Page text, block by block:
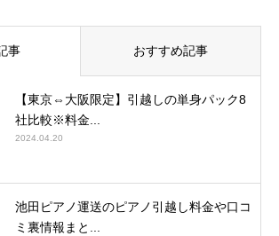
事 おすすめ記事
【東京⇔大阪限定】引越しの単身パック8
社比較※料金...
2024.04.20
池田ピアノ運送のピアノ引越し料金や口コ
ミ裏情報まと...